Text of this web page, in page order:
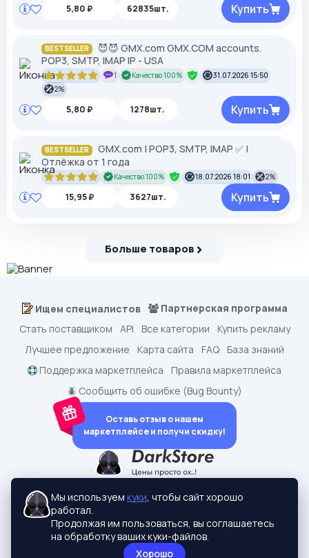
5,80 ₽ 62835шт. Купить
BESTSELLER
😈😈 GMX.com GMX.COM accounts.
POP3, SMTP, IMAP IP - USA
1 Качество 100%
31.07.2026 15:50
2%
5,80 ₽ 1278шт. Купить
BESTSELLER
GMX.com | POP3, SMTP, IMAP ✅ |
Отлёжка от 1 года
Качество 100% 18.07.2026 18:01 2%
15,95 ₽ 3627шт. Купить
Больше товаров
2015-2026 © dark.shopping
Актуальные адреса:
Ищем специалистов
Партнерская программа
Стать поставщиком
API Все категории
Купить рекламу
Лучшее предложение
Карта сайта FAQ
База знаний
Поддержка маркетплейса
Правила маркетплейса
🪲 Сообщить об ошибке (Bug Bounty)
Оставь отзыв о нашем
маркетплейсе и получи скидку!
Мы используем куки, чтобы сайт хорошо
работал.
Продолжая им пользоваться, вы соглашаетесь
на обработку ваших куки-файлов.
Хорошо